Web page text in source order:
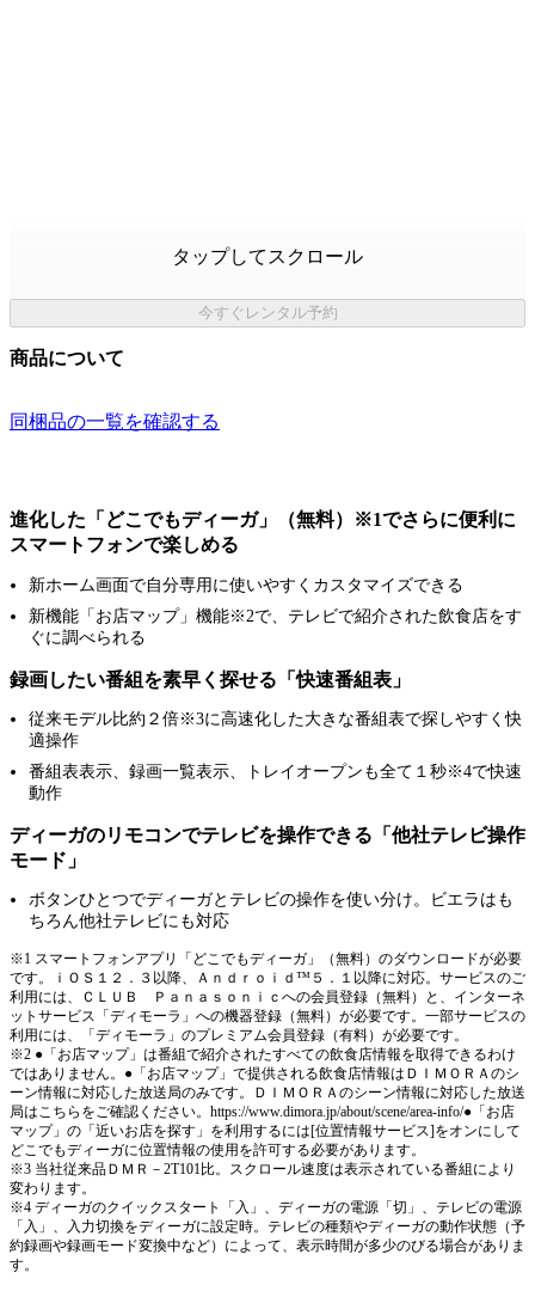
タップしてスクロール
今すぐレンタル予約
商品について
同梱品の一覧を確認する
進化した「どこでもディーガ」（無料）※1でさらに便利に
スマートフォンで楽しめる
新ホーム画面で自分専用に使いやすくカスタマイズできる
新機能「お店マップ」機能※2で、テレビで紹介された飲食店をす
ぐに調べられる
録画したい番組を素早く探せる「快速番組表」
従来モデル比約２倍※3に高速化した大きな番組表で探しやすく快
適操作
番組表表示、録画一覧表示、トレイオープンも全て１秒※4で快速
動作
ディーガのリモコンでテレビを操作できる「他社テレビ操作
モード」
ボタンひとつでディーガとテレビの操作を使い分け。ビエラはも
ちろん他社テレビにも対応
※1 スマートフォンアプリ「どこでもディーガ」（無料）のダウンロードが必要
です。ｉＯＳ１２．３以降、Ａｎｄｒｏｉｄ™５．１以降に対応。サービスのご
利用には、ＣＬＵＢ Ｐａｎａｓｏｎｉｃへの会員登録（無料）と、インターネ
ットサービス「ディモーラ」への機器登録（無料）が必要です。一部サービスの
利用には、「ディモーラ」のプレミアム会員登録（有料）が必要です。
※2 ●「お店マップ」は番組で紹介されたすべての飲食店情報を取得できるわけ
ではありません。●「お店マップ」で提供される飲食店情報はＤＩＭＯＲＡのシ
ーン情報に対応した放送局のみです。ＤＩＭＯＲＡのシーン情報に対応した放送
局はこちらをご確認ください。https://www.dimora.jp/about/scene/area-info/●「お店
マップ」の「近いお店を探す」を利用するには[位置情報サービス]をオンにして
どこでもディーガに位置情報の使用を許可する必要があります。
※3 当社従来品ＤＭＲ－2T101比。スクロール速度は表示されている番組により
変わります。
※4 ディーガのクイックスタート「入」、ディーガの電源「切」、テレビの電源
「入」、入力切換をディーガに設定時。テレビの種類やディーガの動作状態（予
約録画や録画モード変換中など）によって、表示時間が多少のびる場合がありま
す。